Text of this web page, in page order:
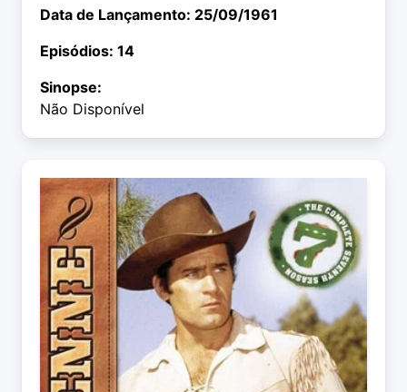
Data de Lançamento: 25/09/1961
Episódios: 14
Sinopse:
Não Disponível